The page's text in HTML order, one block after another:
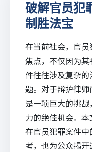
破解官员犯
制胜法宝
在当前社会，官
焦点，不仅因为
件往往涉及复杂
题。对于辩护律
是一项巨大的挑
力的绝佳机会。
在官员犯罪案件
考，也为公众揭开